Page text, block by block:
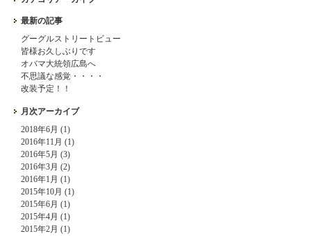
最新の記事
グーグルストリートビュー
皆様お久しぶりです
オバマ大統領広島へ
不思議な感覚・・・・
改装予定！！
月次アーカイブ
2018年6月 (1)
2016年11月 (1)
2016年5月 (3)
2016年3月 (2)
2016年1月 (1)
2015年10月 (1)
2015年6月 (1)
2015年4月 (1)
2015年2月 (1)